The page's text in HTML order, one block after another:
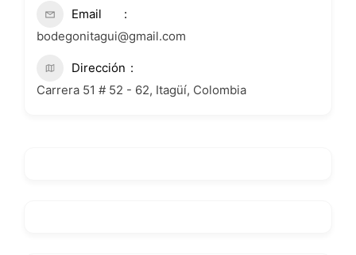
Email
bodegonitagui@gmail.com
Dirección
Carrera 51 # 52 - 62, Itagüí, Colombia